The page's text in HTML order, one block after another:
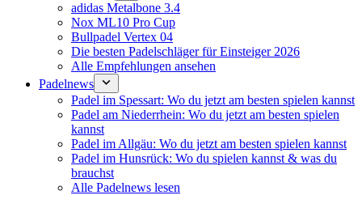
adidas Metalbone 3.4
Nox ML10 Pro Cup
Bullpadel Vertex 04
Die besten Padelschläger für Einsteiger 2026
Alle Empfehlungen ansehen
Padelnews
Padel im Spessart: Wo du jetzt am besten spielen kannst
Padel am Niederrhein: Wo du jetzt am besten spielen
kannst
Padel im Allgäu: Wo du jetzt am besten spielen kannst
Padel im Hunsrück: Wo du spielen kannst & was du
brauchst
Alle Padelnews lesen